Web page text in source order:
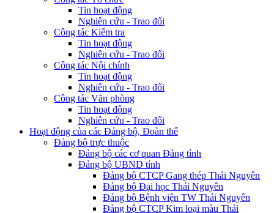
Tin hoạt động
Nghiên cứu - Trao đổi
Công tác Kiểm tra
Tin hoạt động
Nghiên cứu - Trao đổi
Công tác Nội chính
Tin hoạt động
Nghiên cứu - Trao đổi
Công tác Văn phòng
Tin hoạt động
Nghiên cứu - Trao đổi
Hoạt động của các Đảng bộ, Đoàn thể
Đảng bộ trực thuộc
Đảng bộ các cơ quan Đảng tỉnh
Đảng bộ UBND tỉnh
Đảng bộ CTCP Gang thép Thái Nguyên
Đảng bộ Đại học Thái Nguyên
Đảng bộ Bệnh viện TW Thái Nguyên
Đảng bộ CTCP Kim loại màu Thái